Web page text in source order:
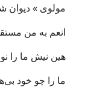
مولوی » دیوان
انعم به من
هین نیش ما را
ما را چو خود